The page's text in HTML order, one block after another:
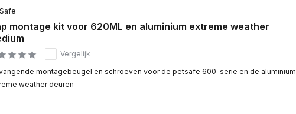
montage kit voor 620ML en aluminium extreme weather
Vergelijk
montagebeugel en schroeven voor de petsafe 600-serie en de aluminium
weather deuren